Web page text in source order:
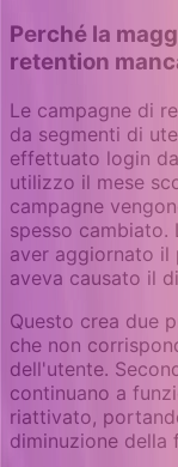
Perché la
retention
Le campagne di
da segmenti di
effettuato login
utilizzo il mese
campagne
spesso cambiato.
aver aggiornato
aveva causato il
Questo crea due
che non
dell'utente.
continuano a
riattivato,
diminuzione della